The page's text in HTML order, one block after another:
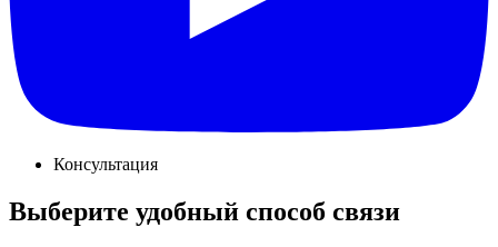
Консультация
Выберите удобный способ связи